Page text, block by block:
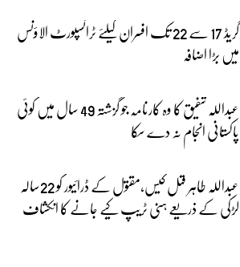
گریڈ 17 سے 22 تک افسران کیلئے ٹرانسپورٹ الاؤنس
میں بڑا اضافہ
عبداللہ شفیق کا وہ کارنامہ جو گزشتہ 49 سال میں کوئی
پاکستانی انجام نہ دے سکا
عبداللہ طاہر قتل کیس،مقتول کے ڈرائیور کو 22سالہ
لڑکی کے ذریعے ہنی ٹریپ کیے جانے کا انکشاف